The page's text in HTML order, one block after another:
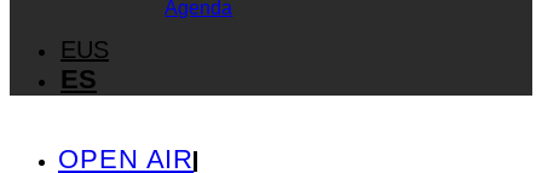
Agenda
EUS
ES
OPEN AIR